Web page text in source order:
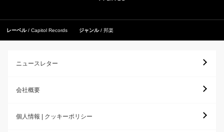
レーベル Capitol Records ジャンル 邦楽
ニュースレター
会社概要
個人情報 | クッキーポリシー